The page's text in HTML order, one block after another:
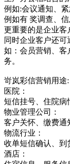
例如:会议通知、紧
例如有 奖调查、
更重要的是企业客
同时企业客户还可
如：会员营销、客
务。
岢岚彩信营销用途:
医院：
短信挂号、住院病
物业管理公司：
客户关怀、缴费通
物流行业：
收单短信确认、到
酒店：